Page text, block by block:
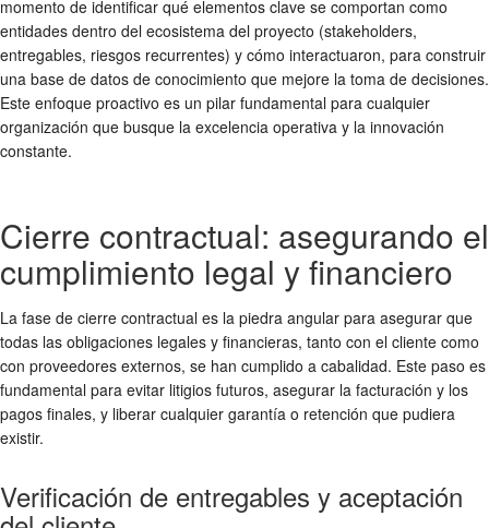
momento de identificar qué elementos clave se comportan como
entidades dentro del ecosistema del proyecto (stakeholders,
entregables, riesgos recurrentes) y cómo interactuaron, para construir
una base de datos de conocimiento que mejore la toma de decisiones.
Este enfoque proactivo es un pilar fundamental para cualquier
organización que busque la excelencia operativa y la innovación
constante.
Cierre contractual: asegurando el
cumplimiento legal y financiero
La fase de cierre contractual es la piedra angular para asegurar que
todas las obligaciones legales y financieras, tanto con el cliente como
con proveedores externos, se han cumplido a cabalidad. Este paso es
fundamental para evitar litigios futuros, asegurar la facturación y los
pagos finales, y liberar cualquier garantía o retención que pudiera
existir.
Verificación de entregables y aceptación